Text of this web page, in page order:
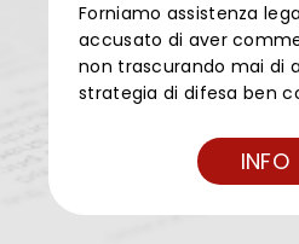
Forniamo assistenza
accusato di aver
non trascurando mai di
strategia di difesa ben
INFO